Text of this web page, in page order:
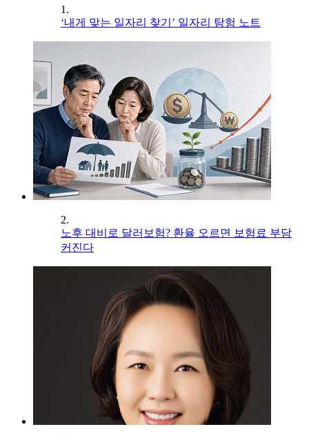
1.
‘내게 맞는 일자리 찾기’ 일자리 탐험 노트
2.
노후 대비로 달러보험? 환율 오르면 보험료 부담
커진다